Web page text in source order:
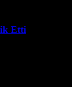
Etti